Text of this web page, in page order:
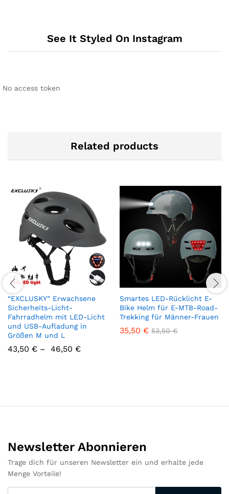
See It Styled On Instagram
No access token
Related products
“EXCLUSKY” Erwachsene
Sicherheits-Licht-
Fahrradhelm mit LED-Licht
und USB-Aufladung in
Größen M und L
43,50 € – 46,50 €
Smartes LED-Rücklicht E-
Bike Helm für E-MTB-Road-
Trekking für Männer-Frauen
35,50 € 53,50€
Newsletter Abonnieren
Trage dich für unseren Newsletter ein und erhalte jede
Menge Vorteile!